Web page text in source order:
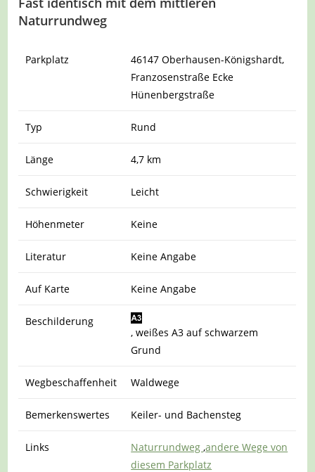
Naturrundweg
Parkplatz
46147 Oberhausen-Königshardt,
Franzosenstraße Ecke
Hünenbergstraße
Typ Rund
Länge 4,7 km
Schwierigkeit Leicht
Höhenmeter Keine
Literatur Keine Angabe
Auf Karte Keine Angabe
Beschilderung
, weißes A3 auf schwarzem
Grund
Wegbeschaffenheit Waldwege
Bemerkenswertes Keiler- und Bachensteg
Links Naturrundweg,andere Wege von
diesem Parkplatz